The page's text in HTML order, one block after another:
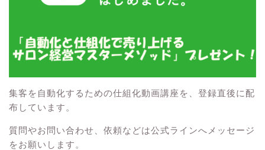
集客を自動化するための仕組化動画講座を、登録直後に配
布しています。
質問やお問い合わせ、依頼などは公式ラインへメッセージ
をお願いします。